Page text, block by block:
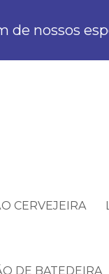
de nossos
CERVEJEIRA
DE BATEDEIRA